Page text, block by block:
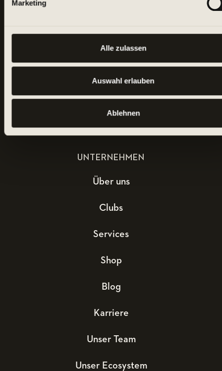
Marketing
Alle zulassen
Auswahl erlauben
Ablehnen
UNTERNEHMEN
Über uns
Clubs
Services
Shop
Blog
Karriere
Unser Team
Unser Ecosystem